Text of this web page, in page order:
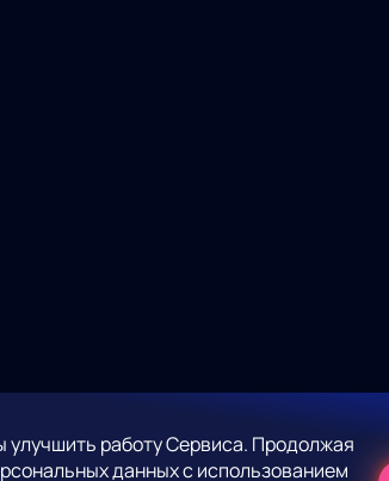
улучшить работу Сервиса. Продолжая
данных с использованием